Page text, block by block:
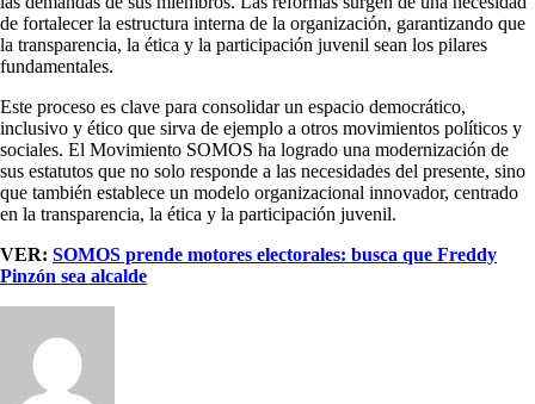
de fortalecer la estructura interna de la organización, garantizando que
la transparencia, la ética y la participación juvenil sean los pilares
fundamentales.
Este proceso es clave para consolidar un espacio democrático,
inclusivo y ético que sirva de ejemplo a otros movimientos políticos y
sociales. El Movimiento SOMOS ha logrado una modernización de
sus estatutos que no solo responde a las necesidades del presente, sino
que también establece un modelo organizacional innovador, centrado
en la transparencia, la ética y la participación juvenil.
VER: SOMOS prende motores electorales: busca que Freddy
Pinzón sea alcalde